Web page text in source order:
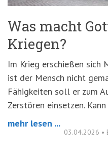
Was macht
Kriegen?
Im Krieg erschießen sich
ist der Mensch nicht
Fähigkeiten soll er zum
Zerstören einsetzen.
mehr lesen ...
03.04.2026 •